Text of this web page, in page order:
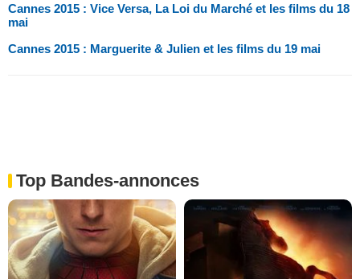
Cannes 2015 : Vice Versa, La Loi du Marché et les films du 18
mai
Cannes 2015 : Marguerite & Julien et les films du 19 mai
Top Bandes-annonces